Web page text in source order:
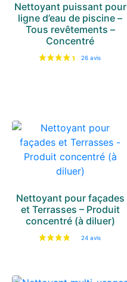
Nettoyant puissant pour
ligne d’eau de piscine –
Tous revêtements –
Concentré
Nettoyant pour façades
et Terrasses – Produit
concentré (à diluer)